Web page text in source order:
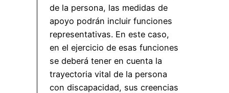
de la persona, las medidas de
apoyo podrán incluir funciones
representativas. En este caso,
en el ejercicio de esas funciones
se deberá tener en cuenta la
trayectoria vital de la persona
con discapacidad, sus creencias